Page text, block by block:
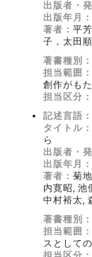
出版者・発
出版年月：
著者： 平
子，太田
著書種別：
担当範囲：
創作がも
担当区分：
記述言語：
タイトル：
ら
出版者・発
出版年月：
著者： 菊
内寛昭, 池
中村裕太,
著書種別：
担当範囲：
スとして